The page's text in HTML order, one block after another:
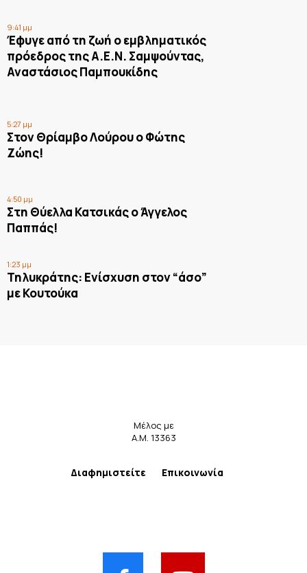
9:41 μμ
Έφυγε από τη ζωή ο εμβληματικός
πρόεδρος της Α.Ε.Ν. Σαμψούντας,
Αναστάσιος Παμπουκίδης
5:27 μμ
Στον Θρίαμβο Λούρου ο Φώτης
Ζώης!
4:50 μμ
Στη Θύελλα Κατσικάς ο Άγγελος
Παππάς!
1:23 μμ
Τηλυκράτης: Ενίσχυση στον “άσο”
με Κουτούκα
Μέλος με
Α.Μ. 13363
Διαφημιστείτε Επικοινωνία